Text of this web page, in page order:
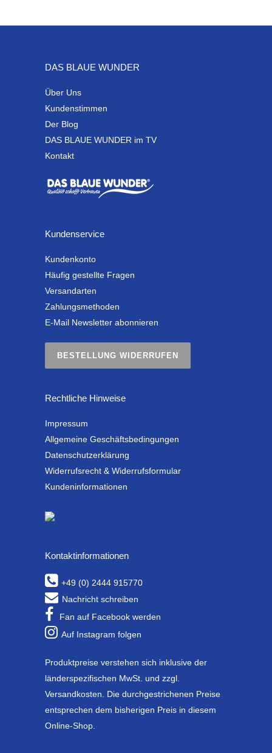
DAS BLAUE WUNDER
Über Uns
Kundenstimmen
Der Blog
DAS BLAUE WUNDER im TV
Kontakt
Kundenservice
Kundenkonto
Häufig gestellte Fragen
Versandarten
Zahlungsmethoden
E-Mail Newsletter abonnieren
BESTELLUNG WIDERRUFEN
Rechtliche Hinweise
Impressum
Allgemeine Geschäftsbedingungen
Datenschutzerklärung
Widerrufsrecht & Widerrufsformular
Kundeninformationen
Kontaktinformationen
+49 (0) 2444 915770
Nachricht schreiben
Fan auf Facebook werden
Auf Instagram folgen
Produktpreise verstehen sich inklusive der
länderspezifischen MwSt. und zzgl.
Versandkosten. Die durchgestrichenen Preise
entsprechen dem bisherigen Preis in diesem
Online-Shop.